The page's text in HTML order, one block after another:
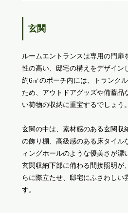
玄関
ルームエントランスは専用の門扉
性の高い、邸宅の構えをデザイン
約6㎡のポーチ内には、トランク
ため、アウトドアグッズや備蓄品
い荷物の収納に重宝するでしょう。
玄関の中は、素材感のある玄関収
の飾り棚、高級感のある床タイル
ィングホールのような優美さが漂
玄関収納下部に備わる間接照明が
らに際立たせ、邸宅にふさわしい
す。